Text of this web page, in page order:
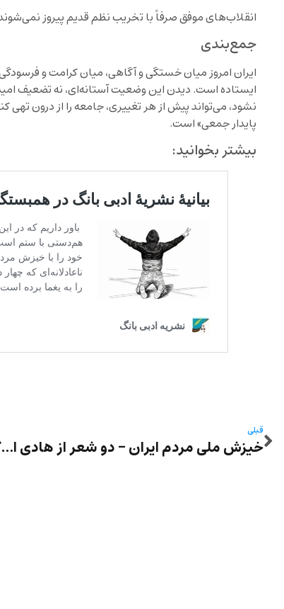
انقلاب‌های موفق صرفاً با تخریب نظم قدیم پیروز
جمع‌بندی
ایران امروز میان خستگی و آگاهی، میان کرامت و
ایستاده است. دیدن این وضعیت آستانه‌ای، نه تضعیف
نشود، می‌تواند پیش از هر تغییری، جامعه را از درون
پایدار جمعی» است.
بیشتر بخوانید:
قبلی
خیزش ملی مردم ایران – دو شعر از هادی ابراهیمی رودبارکی